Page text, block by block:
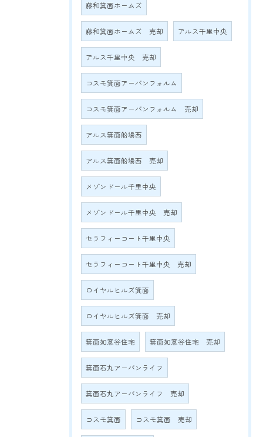
藤和箕面ホームズ
藤和箕面ホームズ 売却 アルス千里中央
アルス千里中央 売却
コスモ箕面アーバンフォルム
コスモ箕面アーバンフォルム 売却
アルス箕面船場西
アルス箕面船場西 売却
メゾンドール千里中央
メゾンドール千里中央 売却
セラフィーコート千里中央
セラフィーコート千里中央 売却
ロイヤルヒルズ箕面
ロイヤルヒルズ箕面 売却
箕面如意谷住宅 箕面如意谷住宅 売却
箕面石丸アーバンライフ
箕面石丸アーバンライフ 売却
コスモ箕面 コスモ箕面 売却